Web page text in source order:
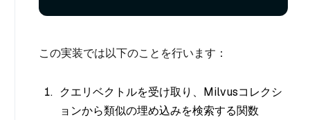
この実装では以下のことを行います：
クエリベクトルを受け取り、Milvusコレクシ
ョンから類似の埋め込みを検索する関数